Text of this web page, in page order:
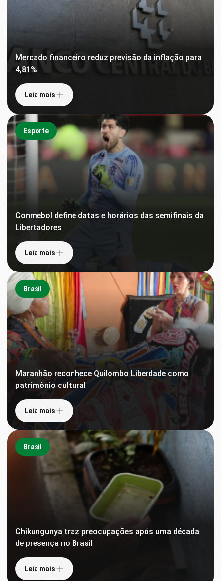
Mercado financeiro reduz previsão da inflação para
4,81%
Leia mais
Esporte
Conmebol define datas e horários das semifinais da
Libertadores
Leia mais
Brasil
Maranhão reconhece Quilombo Liberdade como
patrimônio cultural
Leia mais
Brasil
Chikungunya traz preocupações após uma década
de presença no Brasil
Leia mais